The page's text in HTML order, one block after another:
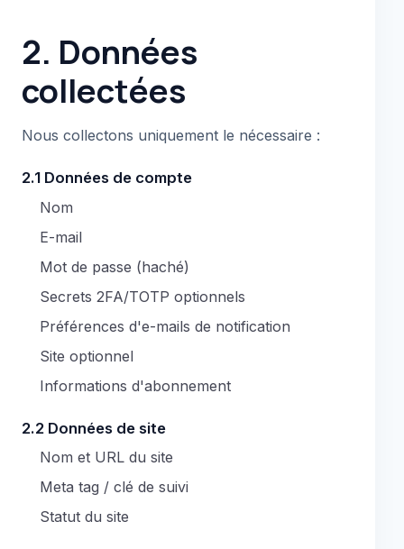
2. Données
collectées
Nous collectons uniquement le nécessaire :
2.1 Données de compte
Nom
E-mail
Mot de passe (haché)
Secrets 2FA/TOTP optionnels
Préférences d'e-mails de notification
Site optionnel
Informations d'abonnement
2.2 Données de site
Nom et URL du site
Meta tag / clé de suivi
Statut du site